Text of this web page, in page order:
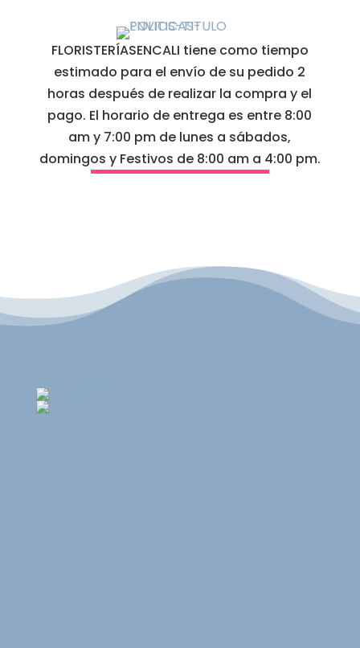
FLORISTERÍASENCALI tiene como tiempo
estimado para el envío de su pedido 2
horas después de realizar la compra y el
pago. El horario de entrega es entre 8:00
am y 7:00 pm de lunes a sábados,
domingos y Festivos de 8:00 am a 4:00 pm.